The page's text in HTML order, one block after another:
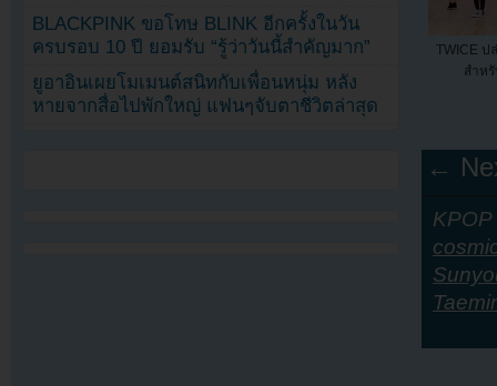
TWICE ป
สำหรั
←
BLACKPINK ขอโทษ BLINK อีกครั้งในวัน
ครบรอบ 10 ปี ยอมรับ “รู้ว่าวันนี้สำคัญมาก”
ยูอาอินเผยโมเมนต์สนิทกับเพื่อนหนุ่ม หลัง
หายจากสื่อไปพักใหญ่ แฟนๆจับตาชีวิตล่าสุด